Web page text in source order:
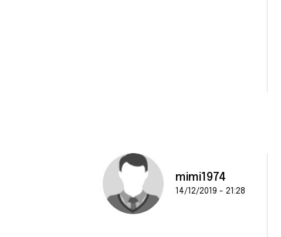
mimi1974
14/12/2019 - 21:28